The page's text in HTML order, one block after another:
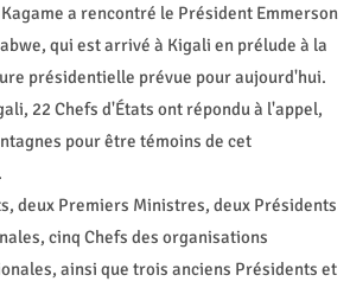
a rencontré le Président Emmerson
qui est arrivé à Kigali en prélude à la
présidentielle prévue pour aujourd'hui.
22 Chefs d'États ont répondu à l'appel,
pour être témoins de cet
deux Premiers Ministres, deux Présidents
cinq Chefs des organisations
ainsi que trois anciens Présidents et